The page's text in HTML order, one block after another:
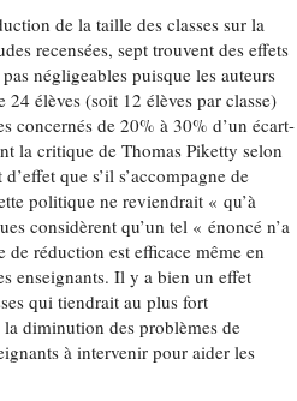
de la taille des classes sur la
recensées, sept trouvent des effets
négligeables puisque les auteurs
élèves (soit 12 élèves par classe)
concernés de 20% à 30% d’un écart-
la critique de Thomas Piketty selon
que s’il s’accompagne de
politique ne reviendrait « qu’à
considèrent qu’un tel « énoncé n’a
réduction est efficace même en
enseignants. Il y a bien un effet
qui tiendrait au plus fort
la diminution des problèmes de
à intervenir pour aider les